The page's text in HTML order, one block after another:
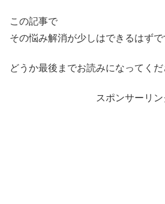
この記事で
その悩み解消が少しはできるはずで
どうか最後までお読みになってくだ
スポンサーリン